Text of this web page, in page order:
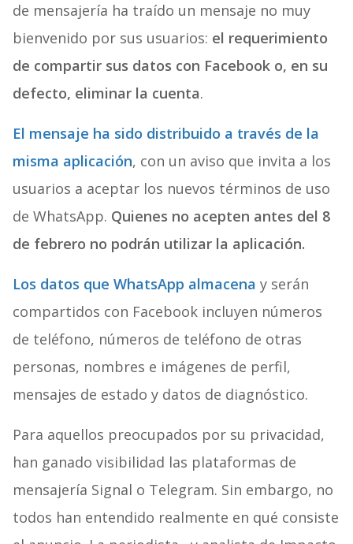
de mensajería ha traído un mensaje no muy
bienvenido por sus usuarios: el requerimiento
de compartir sus datos con Facebook o, en su
defecto, eliminar la cuenta.
El mensaje ha sido distribuido a través de la
misma aplicación, con un aviso que invita a los
usuarios a aceptar los nuevos términos de uso
de WhatsApp. Quienes no acepten antes del 8
de febrero no podrán utilizar la aplicación.
Los datos que WhatsApp almacena y serán
compartidos con Facebook incluyen números
de teléfono, números de teléfono de otras
personas, nombres e imágenes de perfil,
mensajes de estado y datos de diagnóstico.
Para aquellos preocupados por su privacidad,
han ganado visibilidad las plataformas de
mensajería Signal o Telegram. Sin embargo, no
todos han entendido realmente en qué consiste